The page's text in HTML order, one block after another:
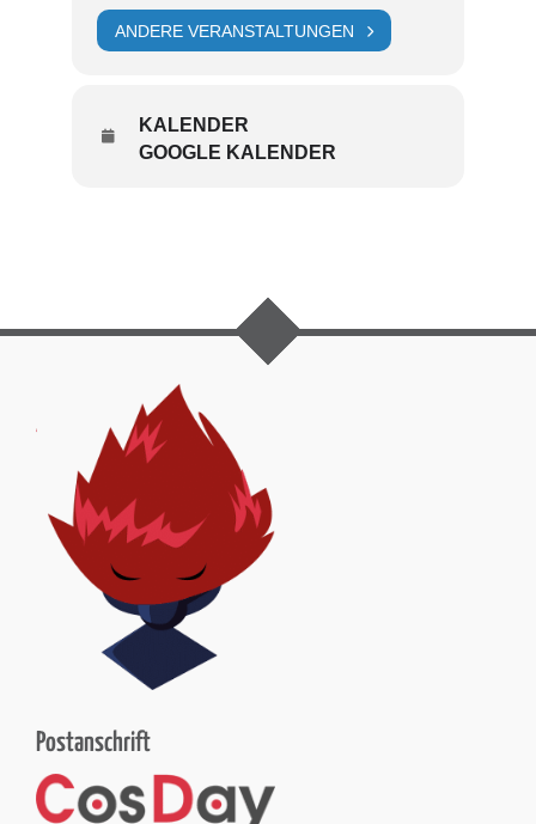
ANDERE VERANSTALTUNGEN
KALENDER
GOOGLE KALENDER
Postanschrift